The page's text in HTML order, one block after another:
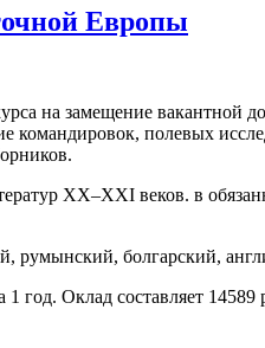
Европы
на замещение вакантной
полевых
XX–XXI веков. в
румынский, болгарский,
год. Оклад составляет